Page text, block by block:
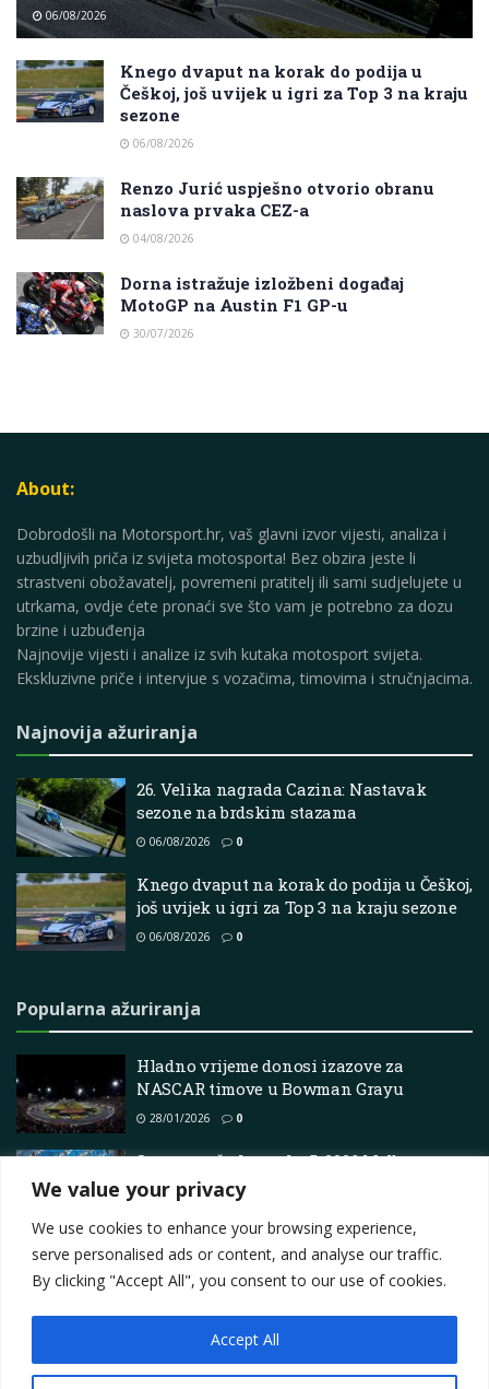
We value your privacy
We use cookies to enhance your browsing experience,
serve personalised ads or content, and analyse our traffic.
By clicking "Accept All", you consent to our use of cookies.
Accept All
06/08/2026
Knego dvaput na korak do podija u
Češkoj, još uvijek u igri za Top 3 na kraju
sezone
06/08/2026
Renzo Jurić uspješno otvorio obranu
naslova prvaka CEZ-a
04/08/2026
Dorna istražuje izložbeni događaj
MotoGP na Austin F1 GP-u
30/07/2026
About:
Dobrodošli na Motorsport.hr, vaš glavni izvor vijesti, analiza i
uzbudljivih priča iz svijeta motosporta! Bez obzira jeste li
strastveni obožavatelj, povremeni pratitelj ili sami sudjelujete u
utrkama, ovdje ćete pronaći sve što vam je potrebno za dozu
brzine i uzbuđenja
Najnovije vijesti i analize iz svih kutaka motosport svijeta.
Ekskluzivne priče i intervjue s vozačima, timovima i stručnjacima.
Najnovija ažuriranja
26. Velika nagrada Cazina: Nastavak
sezone na brdskim stazama
06/08/2026 0
Knego dvaput na korak do podija u Češkoj,
još uvijek u igri za Top 3 na kraju sezone
06/08/2026 0
Popularna ažuriranja
Hladno vrijeme donosi izazove za
NASCAR timove u Bowman Grayu
28/01/2026 0
Startna rešetka utrke 5: 2026 Melbourne
SuperSprint – Supercars
Contact
Privacy Policy
Terms Marketing i oglašavanje